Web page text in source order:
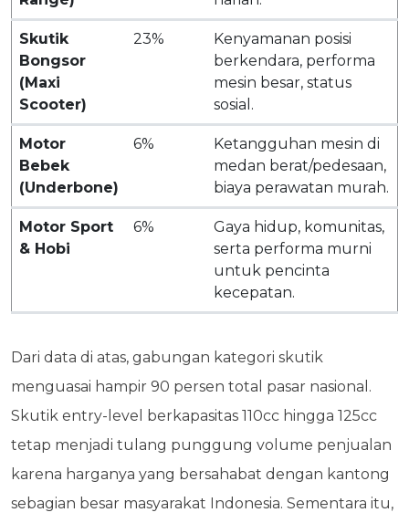
Skutik
Bongsor
(Maxi
Scooter)
23%
Kenyamanan posisi
berkendara, performa
mesin besar, status
sosial.
Motor
Bebek
(Underbone)
6%
Ketangguhan mesin di
medan berat/pedesaan,
biaya perawatan murah.
Motor Sport
& Hobi
6%
Gaya hidup, komunitas,
serta performa murni
untuk pencinta
kecepatan.
Dari data di atas, gabungan kategori skutik
menguasai hampir 90 persen total pasar nasional.
Skutik entry-level berkapasitas 110cc hingga 125cc
tetap menjadi tulang punggung volume penjualan
karena harganya yang bersahabat dengan kantong
sebagian besar masyarakat Indonesia. Sementara itu,